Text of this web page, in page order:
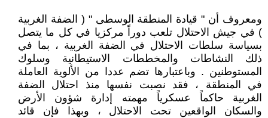
ومعروف أن " قيادة المنطقة الوسطى " ( الضفة الغربية
) في جيش الاحتلال تلعب دوراً مركزيا في كل ما يتصل
بسياسة سلطات الاحتلال في الضفة الغربية ، بما في
ذلك النشاطات والمخططات الاستيطانية وسلوك
المستوطنين . وباعتبارها تضم عددا من الألوية العاملة
في المنطقة ، فقد نصبت نفسها منذ احتلال الضفة
الغربية حاكماً عسكرياً مهمته إدارة شؤون الأرض
والسكان الواقعين تحت الاحتلال ، وبهذا فإن قائد